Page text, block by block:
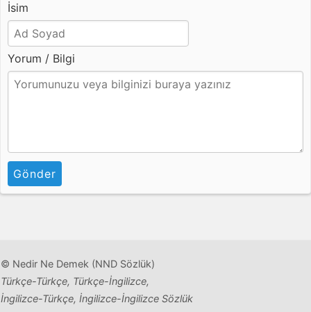
İsim
Yorum / Bilgi
Gönder
© Nedir Ne Demek (NND Sözlük)
Türkçe-Türkçe, Türkçe-İngilizce,
İngilizce-Türkçe, İngilizce-İngilizce Sözlük